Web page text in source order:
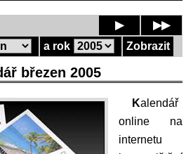
a rok Zobrazit
▶ ▶▶
březen 2005
Kalendář
online na
internetu